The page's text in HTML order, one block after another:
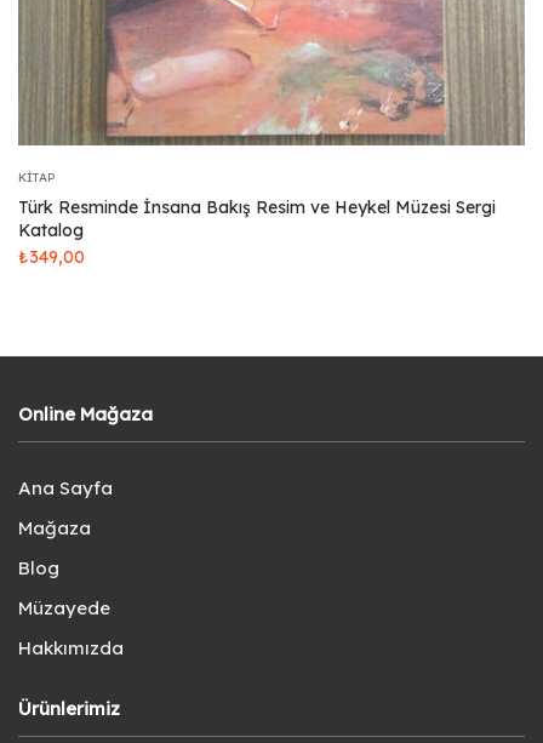
KITAP
Türk Resminde İnsana Bakış Resim ve Heykel Müzesi Sergi
Katalog
₺349,00
Online Mağaza
Ana Sayfa
Mağaza
Blog
Müzayede
Hakkımızda
Ürünlerimiz